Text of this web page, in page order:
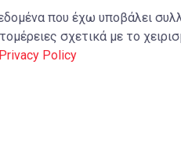
που έχω υποβάλει
σχετικά με το
Privacy Policy